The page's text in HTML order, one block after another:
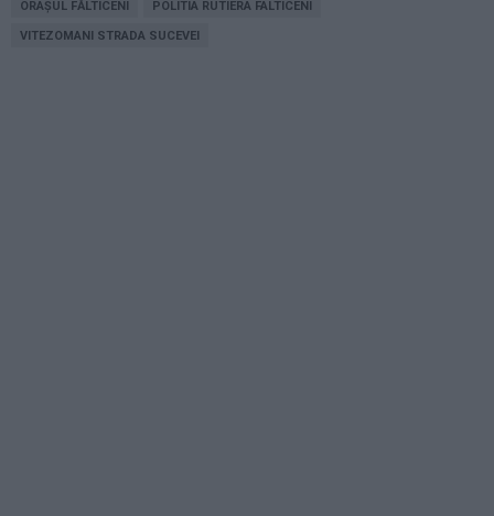
ORAȘUL FĂLTICENI POLITIA RUTIERA FALTICENI
VITEZOMANI STRADA SUCEVEI